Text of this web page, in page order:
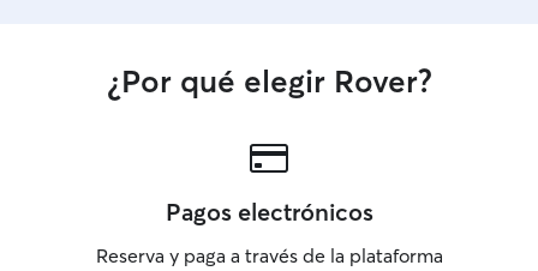
¿Por qué elegir Rover?
Pagos electrónicos
Reserva y paga a través de la plataforma